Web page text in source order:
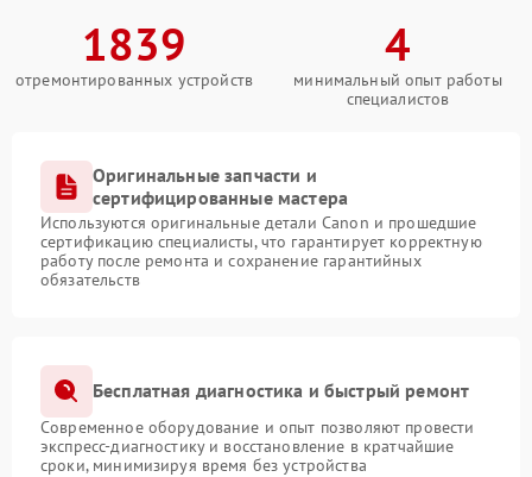
1839
отремонтированных устройств
4
минимальный опыт работы
специалистов
Оригинальные запчасти и
сертифицированные мастера
Используются оригинальные детали Canon и прошедшие
сертификацию специалисты, что гарантирует корректную
работу после ремонта и сохранение гарантийных
обязательств
Бесплатная диагностика и быстрый ремонт
Современное оборудование и опыт позволяют провести
экспресс-диагностику и восстановление в кратчайшие
сроки, минимизируя время без устройства